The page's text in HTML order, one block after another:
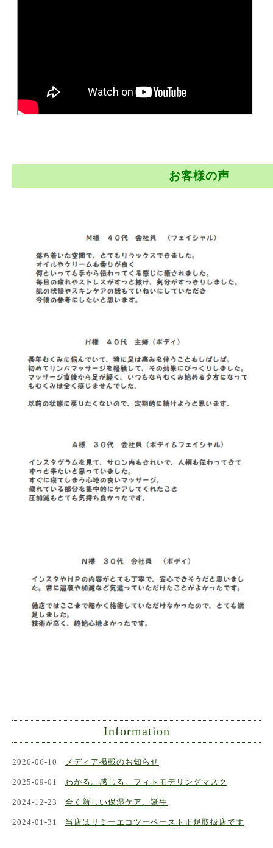
お客様の声
Information
2026-06-10 メディア掲載のお知らせ
2025-09-01 わかる。感じる。フィトモデリングマスク
2024-12-23 全く新しい保湿ケア、誕生
2024-01-31 当店はリミーエコツーペースト正規取扱店です